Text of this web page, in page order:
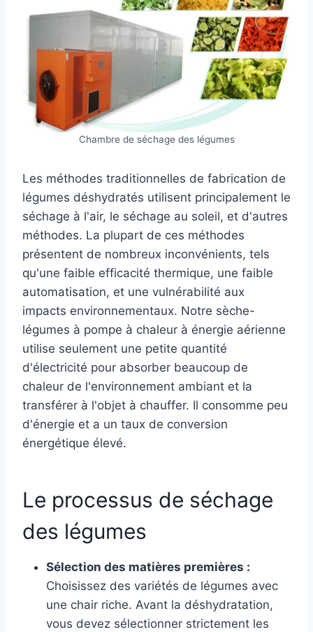
Chambre de séchage des légumes
Les méthodes traditionnelles de fabrication de
légumes déshydratés utilisent principalement le
séchage à l'air, le séchage au soleil, et d'autres
méthodes. La plupart de ces méthodes
présentent de nombreux inconvénients, tels
qu'une faible efficacité thermique, une faible
automatisation, et une vulnérabilité aux
impacts environnementaux. Notre sèche-
légumes à pompe à chaleur à énergie aérienne
utilise seulement une petite quantité
d'électricité pour absorber beaucoup de
chaleur de l'environnement ambiant et la
transférer à l'objet à chauffer. Il consomme peu
d'énergie et a un taux de conversion
énergétique élevé.
Le processus de séchage
des légumes
Sélection des matières premières :
Choisissez des variétés de légumes avec
une chair riche. Avant la déshydratation,
vous devez sélectionner strictement les